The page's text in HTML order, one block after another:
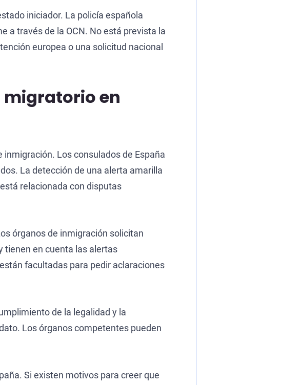
iniciador. La policía española
a través de la OCN. No está prevista la
europea o una solicitud nacional
en
Los consulados de España
La detección de una alerta amarilla
relacionada con disputas
órganos de inmigración solicitan
tienen en cuenta las alertas
facultadas para pedir aclaraciones
de la legalidad y la
Los órganos competentes pueden
Si existen motivos para creer que